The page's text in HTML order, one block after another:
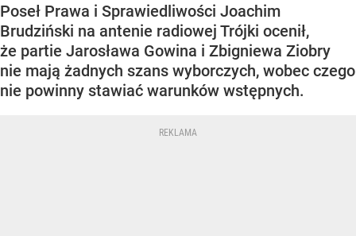
Poseł Prawa i Sprawiedliwości Joachim
Brudziński na antenie radiowej Trójki ocenił,
że partie Jarosława Gowina i Zbigniewa Ziobry
nie mają żadnych szans wyborczych, wobec czego
nie powinny stawiać warunków wstępnych.